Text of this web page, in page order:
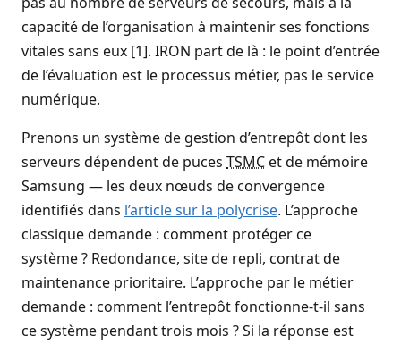
capacité de l’organisation à maintenir ses fonctions
vitales sans eux [1]. IRON part de là : le point d’entrée
de l’évaluation est le processus métier, pas le service
numérique.
Prenons un système de gestion d’entrepôt dont les
serveurs dépendent de puces TSMCet de mémoire
Samsung — les deux nœuds de convergence
identifiés dans l’article sur la polycrise. L’approche
classique demande : comment protéger ce
système ? Redondance, site de repli, contrat de
maintenance prioritaire. L’approche par le métier
demande : comment l’entrepôt fonctionne-t-il sans
ce système pendant trois mois ? Si la réponse est